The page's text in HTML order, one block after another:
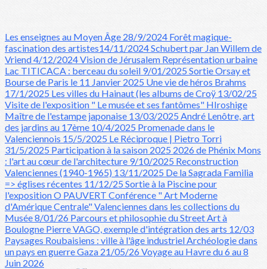
Les enseignes au Moyen Âge 28/9/2024 Forêt magique-
fascination des artistes14/11/2024Schubert par Jan Willem de
Vriend 4/12/2024Vision de Jérusalem Représentation urbaine
Lac TITICACA : berceau du soleil 9/01/2025Sortie Orsay et
Bourse de Paris le 11 Janvier 2025 Une vie de héros Brahms
17/1/2025 Les villes du Hainaut (les albums de Croÿ 13/02/25
Visite de l'exposition " Le musée et ses fantômes" HIroshige
Maître de l'estampe japonaise 13/03/2025 André Lenôtre, art
des jardins au 17ème 10/4/2025 Promenade dans le
Valenciennois 15/5/2025 Le Réciproque | Pietro Torri
31/5/2025 Participation à la saison 2025 2026 de Phénix Mons
: l'art au cœur de l'architecture 9/10/2025 Reconstruction
Valenciennes (1940-1965) 13/11/2025 De la Sagrada Familia
=> églises récentes 11/12/25Sortie à la Piscine pour
l'exposition O PAUVERT Conférence " Art Moderne
d'Amérique Centrale"Valenciennes dans les collections du
Musée 8/01/26 Parcours et philosophie du Street Art à
Boulogne Pierre VAGO, exemple d'intégration des arts 12/03
Paysages Roubaisiens : ville à l'âge industrielArchéologie dans
un pays en guerre Gaza 21/05/26 Voyage au Havre du 6 au 8
Juin 2026